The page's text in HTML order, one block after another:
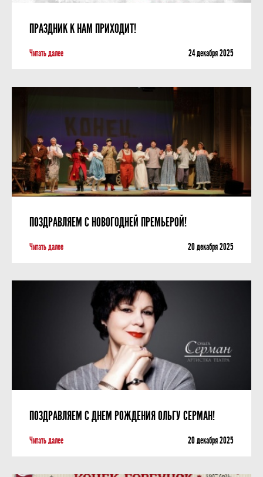
ПРАЗДНИК К НАМ ПРИХОДИТ!
Читать далее 24 декабря 2025
ПОЗДРАВЛЯЕМ С НОВОГОДНЕЙ ПРЕМЬЕРОЙ!
Читать далее 20 декабря 2025
ПОЗДРАВЛЯЕМ С ДНЕМ РОЖДЕНИЯ ОЛЬГУ СЕРМАН!
Читать далее 20 декабря 2025